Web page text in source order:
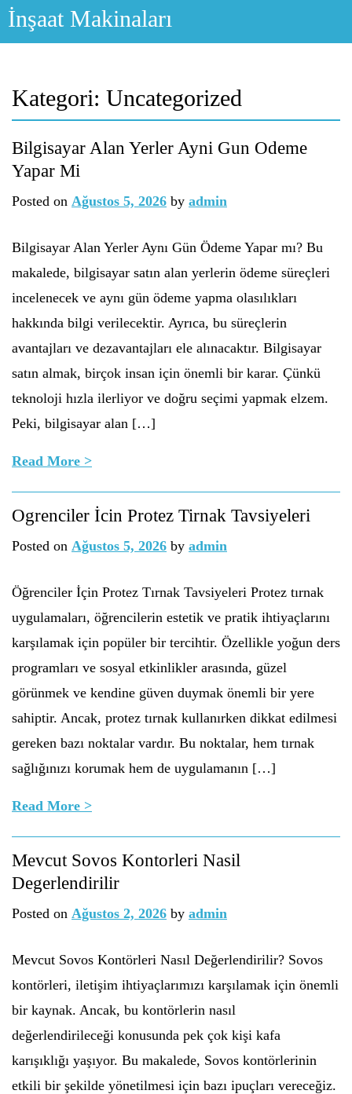
Skip
İnşaat Makinaları
Kategori: Uncategorized
Bilgisayar Alan Yerler Ayni Gun Odeme
Yapar Mi
Posted on Ağustos 5, 2026 by admin
Bilgisayar Alan Yerler Aynı Gün Ödeme Yapar mı? Bu
makalede, bilgisayar satın alan yerlerin ödeme süreçleri
incelenecek ve aynı gün ödeme yapma olasılıkları
hakkında bilgi verilecektir. Ayrıca, bu süreçlerin
avantajları ve dezavantajları ele alınacaktır. Bilgisayar
satın almak, birçok insan için önemli bir karar. Çünkü
teknoloji hızla ilerliyor ve doğru seçimi yapmak elzem.
Peki, bilgisayar alan […]
Read More >
Ogrenciler İcin Protez Tirnak Tavsiyeleri
Posted on Ağustos 5, 2026 by admin
Öğrenciler İçin Protez Tırnak Tavsiyeleri Protez tırnak
uygulamaları, öğrencilerin estetik ve pratik ihtiyaçlarını
karşılamak için popüler bir tercihtir. Özellikle yoğun ders
programları ve sosyal etkinlikler arasında, güzel
görünmek ve kendine güven duymak önemli bir yere
sahiptir. Ancak, protez tırnak kullanırken dikkat edilmesi
gereken bazı noktalar vardır. Bu noktalar, hem tırnak
sağlığınızı korumak hem de uygulamanın […]
Read More >
Mevcut Sovos Kontorleri Nasil
Degerlendirilir
Posted on Ağustos 2, 2026 by admin
Mevcut Sovos Kontörleri Nasıl Değerlendirilir? Sovos
kontörleri, iletişim ihtiyaçlarımızı karşılamak için önemli
bir kaynak. Ancak, bu kontörlerin nasıl
değerlendirileceği konusunda pek çok kişi kafa
karışıklığı yaşıyor. Bu makalede, Sovos kontörlerinin
etkili bir şekilde yönetilmesi için bazı ipuçları vereceğiz.